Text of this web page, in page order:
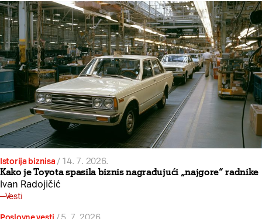
Istorija biznisa / 14. 7. 2026.
Kako je Toyota spasila biznis nagrađujući „najgore“ radnike
Ivan Radojičić
Vesti